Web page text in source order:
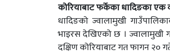
कोरियाबाट फर्केका धादिङका एक
धादिङको ज्वालामुखी
भाइरस देखिएको छ । ज्वालामुखी
दक्षिण कोरियाबाट गत फागन २०